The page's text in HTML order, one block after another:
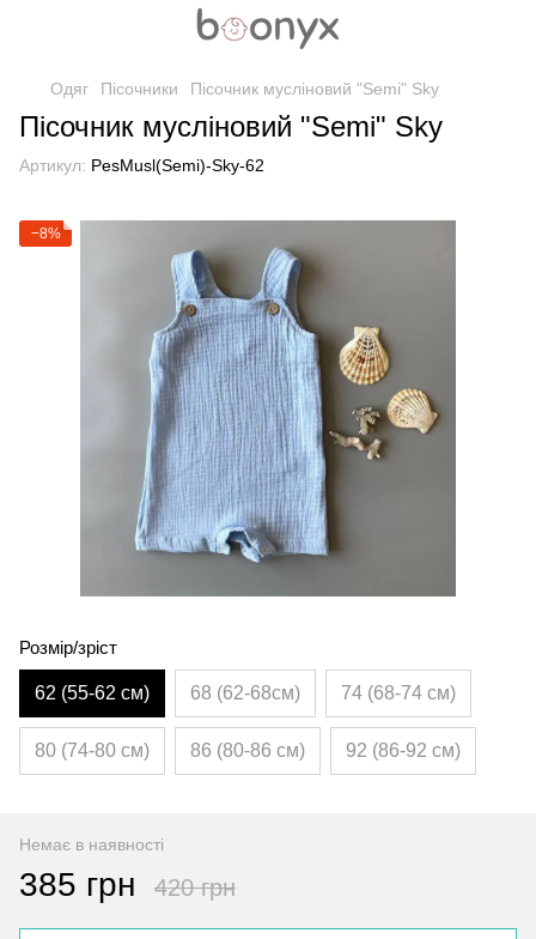
Одяг Пісочники Пісочник мусліновий "Semi" Sky
Пісочник мусліновий "Semi" Sky
Артикул: PesMusl(Semi)-Sky-62
−8%
Розмір/зріст
62 (55-62 см) 68 (62-68см) 74 (68-74 см)
80 (74-80 см) 86 (80-86 см) 92 (86-92 см)
Немає в наявності
385 грн 420 грн